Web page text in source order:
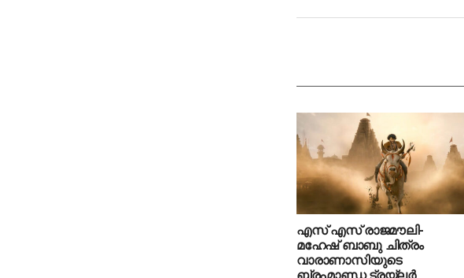
എസ് എസ് രാജമൗലി-
മഹേഷ് ബാബു ചിത്രം
വാരാണാസിയുടെ
ബ്രഹ്മാണ്ഡ ട്രയ്ലർ